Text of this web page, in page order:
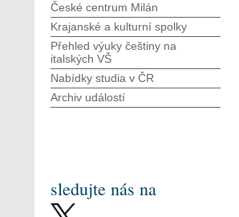
České centrum Milán
Krajanské a kulturní spolky
Přehled výuky češtiny na
italských VŠ
Nabídky studia v ČR
Archiv událostí
sledujte nás na